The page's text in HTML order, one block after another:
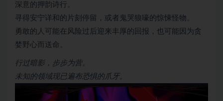
深意的押韵诗行。
寻得安宁详和的片刻停留，或者鬼哭狼嚎的惊悚怪物。
勇敢的人可能在风险过后迎来丰厚的回报，也可能因为贪
婪野心而送命。
行过暗影，步步为营。
未知的领域现已遍布恐惧的爪牙。